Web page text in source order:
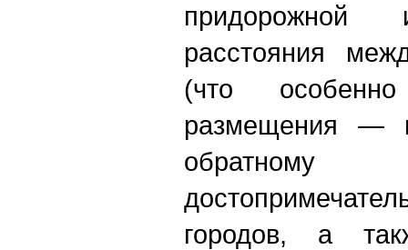
придорожной
расстояния
(что
размещения —
городов, а